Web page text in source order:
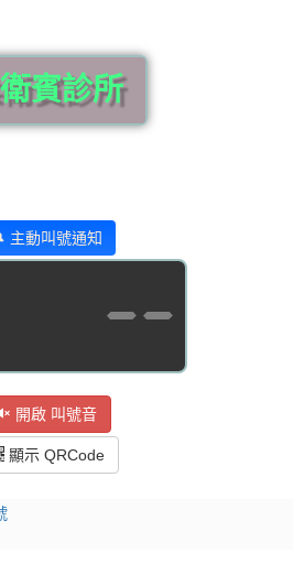
賓診所
主動叫號通知
--
開啟 叫號音
顯示 QRCode